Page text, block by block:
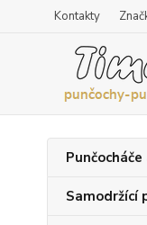
Kontakty
Samodržící